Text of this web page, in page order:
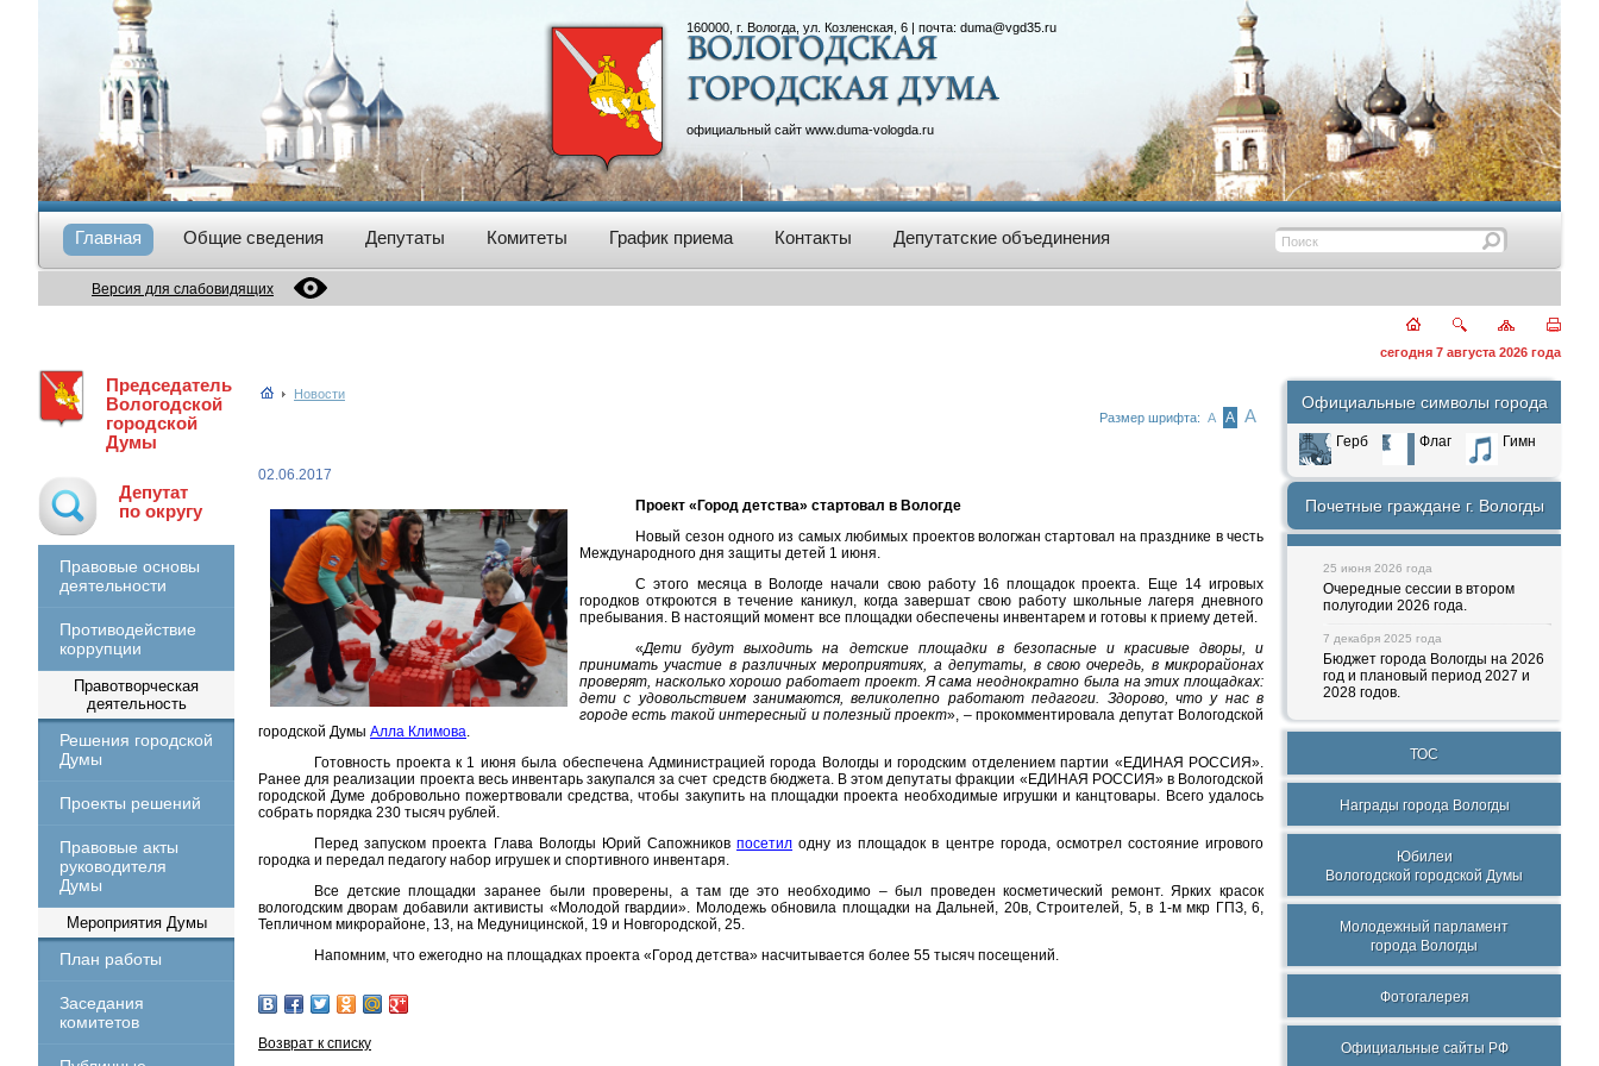
160000, г. Вологда, ул. Козленская, 6 | почта: duma@vgd35.ru
официальный сайт www.duma-vologda.ru
Главная Общие сведения Депутаты Комитеты График приема Контакты Депутатские объединения
Версия для слабовидящих
сегодня 7 августа 2026 года
Председатель
Вологодской
городской
Думы
Депутат
по округу
Правовые основы
деятельности
Противодействие
коррупции
Правотворческая
деятельность
Решения городской
Думы
Проекты решений
Правовые акты
руководителя
Думы
Мероприятия Думы
План работы
Заседания
комитетов
Новости
Размер шрифта: А А А
02.06.2017
Проект «Город детства» стартовал в Вологде
Новый сезон одного из самых любимых проектов вологжан стартовал на празднике в честь
Международного дня защиты детей 1 июня.
С этого месяца в Вологде начали свою работу 16 площадок проекта. Еще 14 игровых
городков откроются в течение каникул, когда завершат свою работу школьные лагеря дневного
пребывания. В настоящий момент все площадки обеспечены инвентарем и готовы к приему детей.
«Дети будут выходить на детские площадки в безопасные и красивые дворы, и
принимать участие в различных мероприятиях, а депутаты, в свою очередь, в микрорайонах
проверят, насколько хорошо работает проект. Я сама неоднократно была на этих площадках:
дети с удовольствием занимаются, великолепно работают педагоги. Здорово, что у нас в
городе есть такой интересный и полезный проект», – прокомментировала депутат Вологодской
городской Думы Алла Климова.
Готовность проекта к 1 июня была обеспечена Администрацией города Вологды и городским отделением партии «ЕДИНАЯ РОССИЯ».
Ранее для реализации проекта весь инвентарь закупался за счет средств бюджета. В этом депутаты фракции «ЕДИНАЯ РОССИЯ» в Вологодской
городской Думе добровольно пожертвовали средства, чтобы закупить на площадки проекта необходимые игрушки и канцтовары. Всего удалось
собрать порядка 230 тысяч рублей.
Перед запуском проекта Глава Вологды Юрий Сапожниковпосетил одну из площадок в центре города, осмотрел состояние игрового
городка и передал педагогу набор игрушек и спортивного инвентаря.
Все детские площадки заранее были проверены, а там где это необходимо – был проведен косметический ремонт. Ярких красок
вологодским дворам добавили активисты «Молодой гвардии». Молодежь обновила площадки на Дальней, 20в, Строителей, 5, в 1-м мкр ГПЗ, 6,
Тепличном микрорайоне, 13, на Медуницинской, 19 и Новгородской, 25.
Напомним, что ежегодно на площадках проекта «Город детства» насчитывается более 55 тысяч посещений.
Возврат к списку
Официальные символы города
Герб Флаг Гимн
Почетные граждане г. Вологды
25 июня 2026 года
Очередные сессии в втором
полугодии 2026 года.
7 декабря 2025 года
Бюджет города Вологды на 2026
год и плановый период 2027 и
2028 годов.
ТОС
Награды города Вологды
Юбилеи
Вологодской городской Думы
Молодежный парламент
города Вологды
Фотогалерея
Официальные сайты РФ